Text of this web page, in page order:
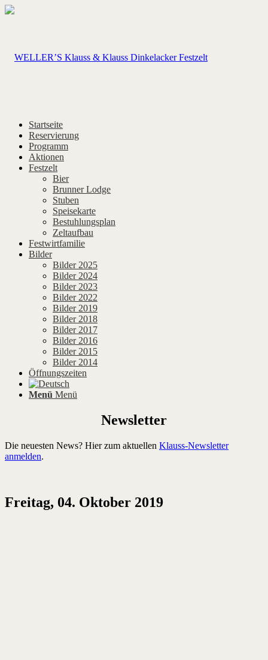
Startseite
Reservierung
Programm
Aktionen
Festzelt
Bier
Brunner Lodge
Stuben
Speisekarte
Bestuhlungsplan
Zeltaufbau
Festwirtfamilie
Bilder
Bilder 2025
Bilder 2024
Bilder 2023
Bilder 2022
Bilder 2019
Bilder 2018
Bilder 2017
Bilder 2016
Bilder 2015
Bilder 2014
Öffnungszeiten
Menü Menü
Newsletter
Die neuesten News? Hier zum aktuellen Klauss-Newsletter
anmelden.
Freitag, 04. Oktober 2019